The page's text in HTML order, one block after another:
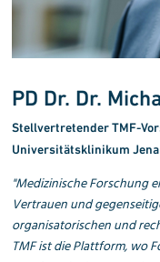
PD Dr. Dr.
Stellvertretender TMF-
Universitätsklinikum Jena
"Medizinische Forschung
Vertrauen und
organisatorischen und
TMF ist die Plattform, wo